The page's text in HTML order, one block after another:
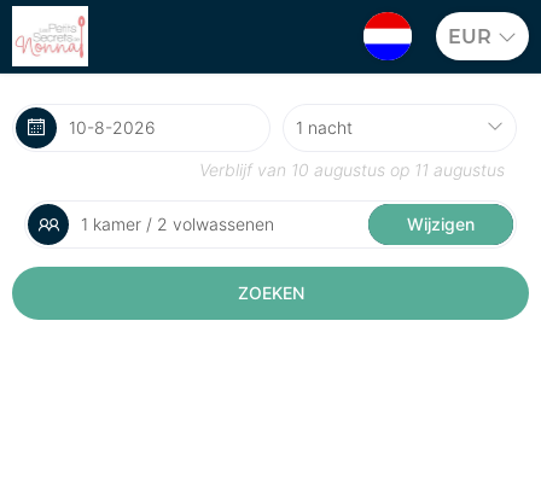
EUR
Verblijf van 10 augustus op 11 augustus
1 kamer / 2 volwassenen Wijzigen